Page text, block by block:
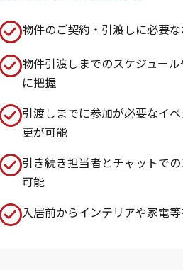
物件のご契約・引渡しに必要
物件引渡しまでのスケジュー
に把握
引渡しまでに参加が必要なイ
更が可能
引き続き担当者とチャットで
可能
入居前からインテリアや家電